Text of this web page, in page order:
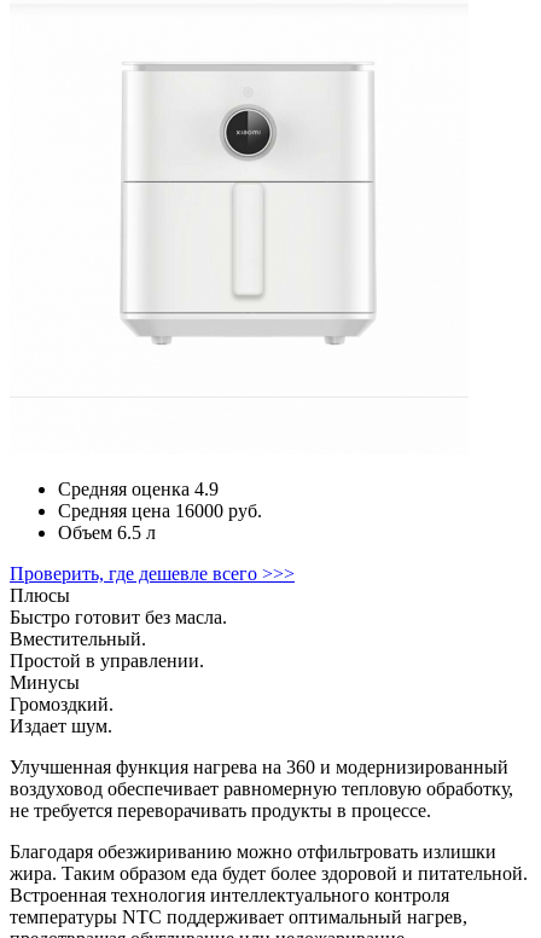
Средняя оценка 4.9
Средняя цена 16000 руб.
Объем 6.5 л
Проверить, где дешевле всего >>>
Плюсы
Быстро готовит без масла.
Вместительный.
Простой в управлении.
Минусы
Громоздкий.
Издает шум.
Улучшенная функция нагрева на 360 и модернизированный
воздуховод обеспечивает равномерную тепловую обработку,
не требуется переворачивать продукты в процессе.
Благодаря обезжириванию можно отфильтровать излишки
жира. Таким образом еда будет более здоровой и питательной.
Встроенная технология интеллектуального контроля
температуры NTC поддерживает оптимальный нагрев,